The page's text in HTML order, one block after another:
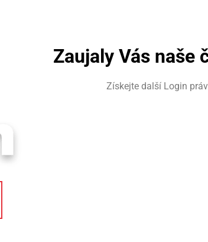
Zaujaly Vás naše
Získejte další Login